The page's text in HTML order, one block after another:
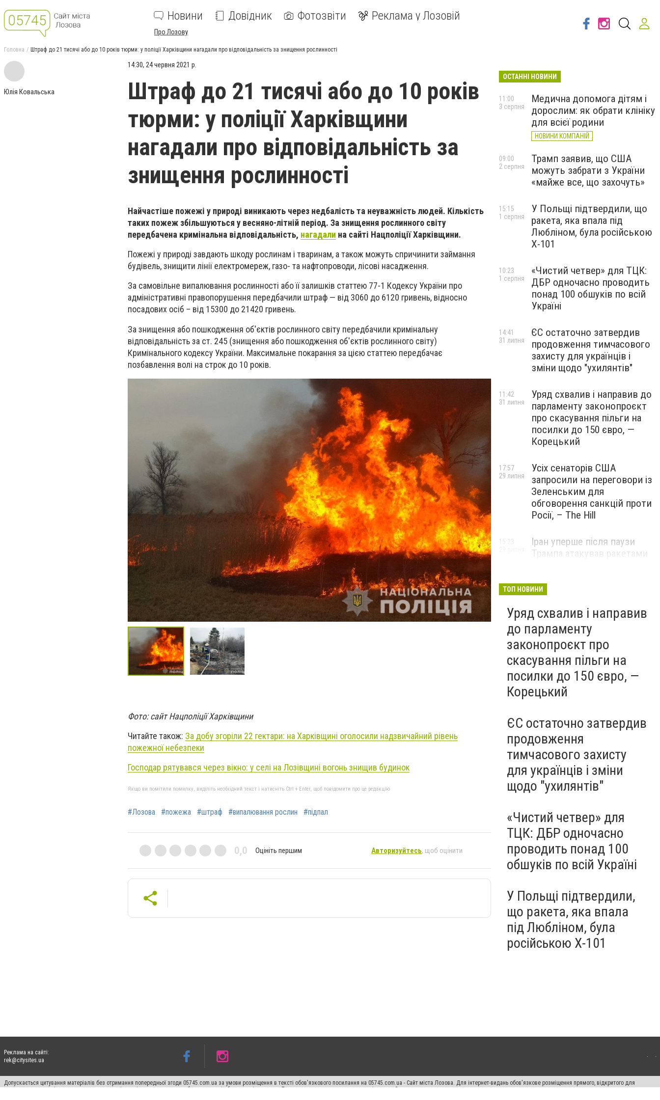
Новини Довідник Фотозвіти Реклама у Лозовій
Про Лозову
Головна Штраф до 21 тисячі або до 10 років тюрми: у поліції Харківщини нагадали про відповідальність за знищення рослинності
Юлія Ковальська
14:30, 24 червня 2021 р.
Штраф до 21 тисячі або до 10 років
тюрми: у поліції Харківщини
нагадали про відповідальність за
знищення рослинності
Найчастіше пожежі у природі виникають через недбалість та неуважність людей. Кількість
таких пожеж збільшуються у весняно-літній період. За знищення рослинного світу
передбачена кримінальна відповідальність, нагадали на сайті Нацполіції Харківщини.
Пожежі у природі завдають шкоду рослинам і тваринам, а також можуть спричинити займання
будівель, знищити лінії електромереж, газо- та нафтопроводи, лісові насадження.
За самовільне випалювання рослинності або її залишків статтею 77-1 Кодексу України про
адміністративні правопорушення передбачили штраф — від 3060 до 6120 гривень, відносно
посадових осіб – від 15300 до 21420 гривень.
За знищення або пошкодження об'єктів рослинного світу передбачили кримінальну
відповідальність за ст. 245 (знищення або пошкодження об'єктів рослинного світу)
Кримінального кодексу України. Максимальне покарання за цією статтею передбачає
позбавлення волі на строк до 10 років.
Фото: сайт Нацполіції Харківщини
Читайте також: За добу згоріли 22 гектари: на Харківщині оголосили надзвичайний рівень
пожежної небезпеки
Господар рятувався через вікно: у селі на Лозівщині вогонь знищив будинок
Якщо ви помітили помилку, виділіть необхідний текст і натисніть Ctrl + Enter, щоб повідомити про це редакцію
#Лозова #пожежа #штраф #випалювання рослин #підпал
0,0 Оцініть першим Авторизуйтесь, щоб оцінити
ОСТАННІ НОВИНИ
Медична допомога дітям і
дорослим: як обрати клініку
для всієї родини
НОВИНИ КОМПАНІЙ
11:00
3 серпня
Трамп заявив, що США
можуть забрати з України
«майже все, що захочуть»
09:00
2 серпня
У Польщі підтвердили, що
ракета, яка впала під
Любліном, була російською
Х-101
15:15
1 серпня
«Чистий четвер» для ТЦК:
ДБР одночасно проводить
понад 100 обшуків по всій
Україні
10:23
1 серпня
ЄС остаточно затвердив
продовження тимчасового
захисту для українців і
зміни щодо "ухилянтів"
14:41
31 липня
Уряд схвалив і направив до
парламенту законопроєкт
про скасування пільги на
посилки до 150 євро, —
Корецький
11:42
31 липня
Усіх сенаторів США
запросили на переговори із
Зеленським для
обговорення санкцій проти
Росії, – The Hill
17:57
29 липня
Іран уперше після паузи
Трампа атакував ракетами
15:23
ТОП НОВИНИ
Уряд схвалив і направив
до парламенту
законопроєкт про
скасування пільги на
посилки до 150 євро, —
Корецький
ЄС остаточно затвердив
продовження
тимчасового захисту
для українців і зміни
щодо "ухилянтів"
«Чистий четвер» для
ТЦК: ДБР одночасно
проводить понад 100
обшуків по всій Україні
У Польщі підтвердили,
що ракета, яка впала
під Любліном, була
російською Х-101
Реклама на сайті:
rek@citysites.ua
Допускається цитування матеріалів без отримання попередньої згоди 05745.com.ua за умови розміщення в тексті обов'язкового посилання на 05745.com.ua - Сайт міста Лозова. Для інтернет-видань обов'язкове розміщення прямого, відкритого для
пошукових систем гіперпосилання на цитовані статті не нижче другого абзацу в тексті або в якості джерела. Порушення виняткових прав переслідується Законом.